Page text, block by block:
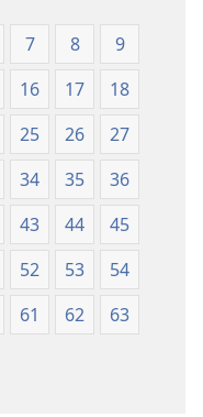
of
the
Holy
Scriptures
(Softcover
Edition)
of
the
Holy
Scriptures
(Softcover
Edition)
7 8
9
16 17
18
25 26
27
34 35
36
43 44
45
52 53
54
61 62
63